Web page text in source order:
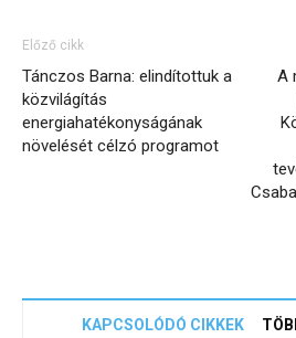
Előző cikk
Tánczos Barna: elindítottuk a
közvilágítás
energiahatékonyságának
növelését célzó programot
A
KAPCSOLÓDÓ CIKKEK